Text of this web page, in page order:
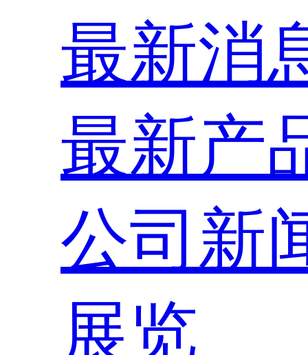
最新消
最新产
公司新
展览